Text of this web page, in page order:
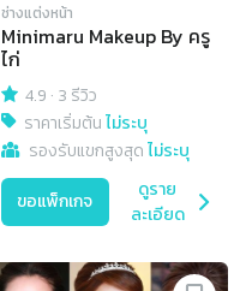
ช่างแต่งหน้า
Minimaru Makeup By ครู
ไก่
4.9 · 3 รีวิว
ราคาเริ่มต้นไม่ระบุ
รองรับแขกสูงสุดไม่ระบุ
ขอแพ็กเกจ
ดูราย
ละเอียด